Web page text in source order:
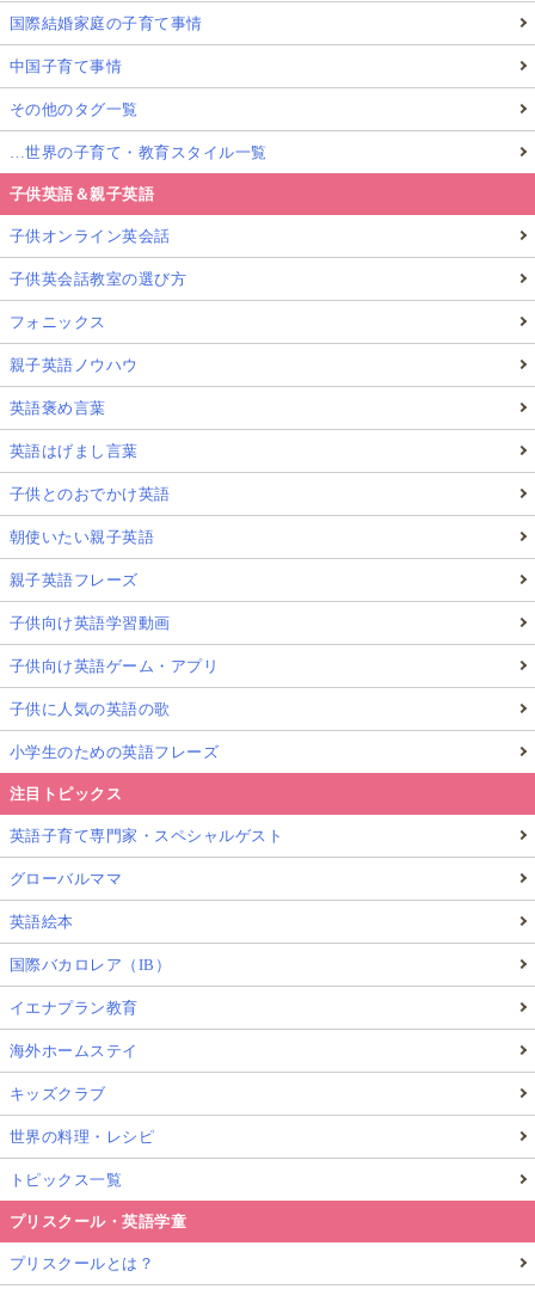
国際結婚家庭の子育て事情
中国子育て事情
その他のタグ一覧
…世界の子育て・教育スタイル一覧
子供英語＆親子英語
子供オンライン英会話
子供英会話教室の選び方
フォニックス
親子英語ノウハウ
英語褒め言葉
英語はげまし言葉
子供とのおでかけ英語
朝使いたい親子英語
親子英語フレーズ
子供向け英語学習動画
子供向け英語ゲーム・アプリ
子供に人気の英語の歌
小学生のための英語フレーズ
注目トピックス
英語子育て専門家・スペシャルゲスト
グローバルママ
英語絵本
国際バカロレア（IB）
イエナプラン教育
海外ホームステイ
キッズクラブ
世界の料理・レシピ
トピックス一覧
プリスクール・英語学童
プリスクールとは？